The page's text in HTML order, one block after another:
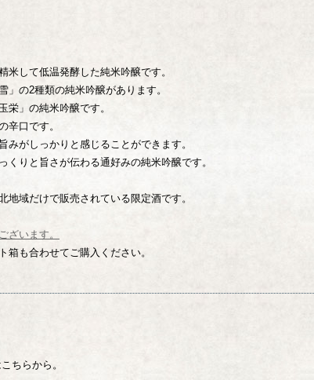
して低温発酵した純米吟醸です。
の2種類の純米吟醸があります。
栄」の純米吟醸です。
辛口です。
がしっかりと感じることができます。
りと旨さが伝わる通好みの純米吟醸です。
域だけで販売されている限定酒です。
ざいます。
箱も合わせてご購入ください。
ちらから。